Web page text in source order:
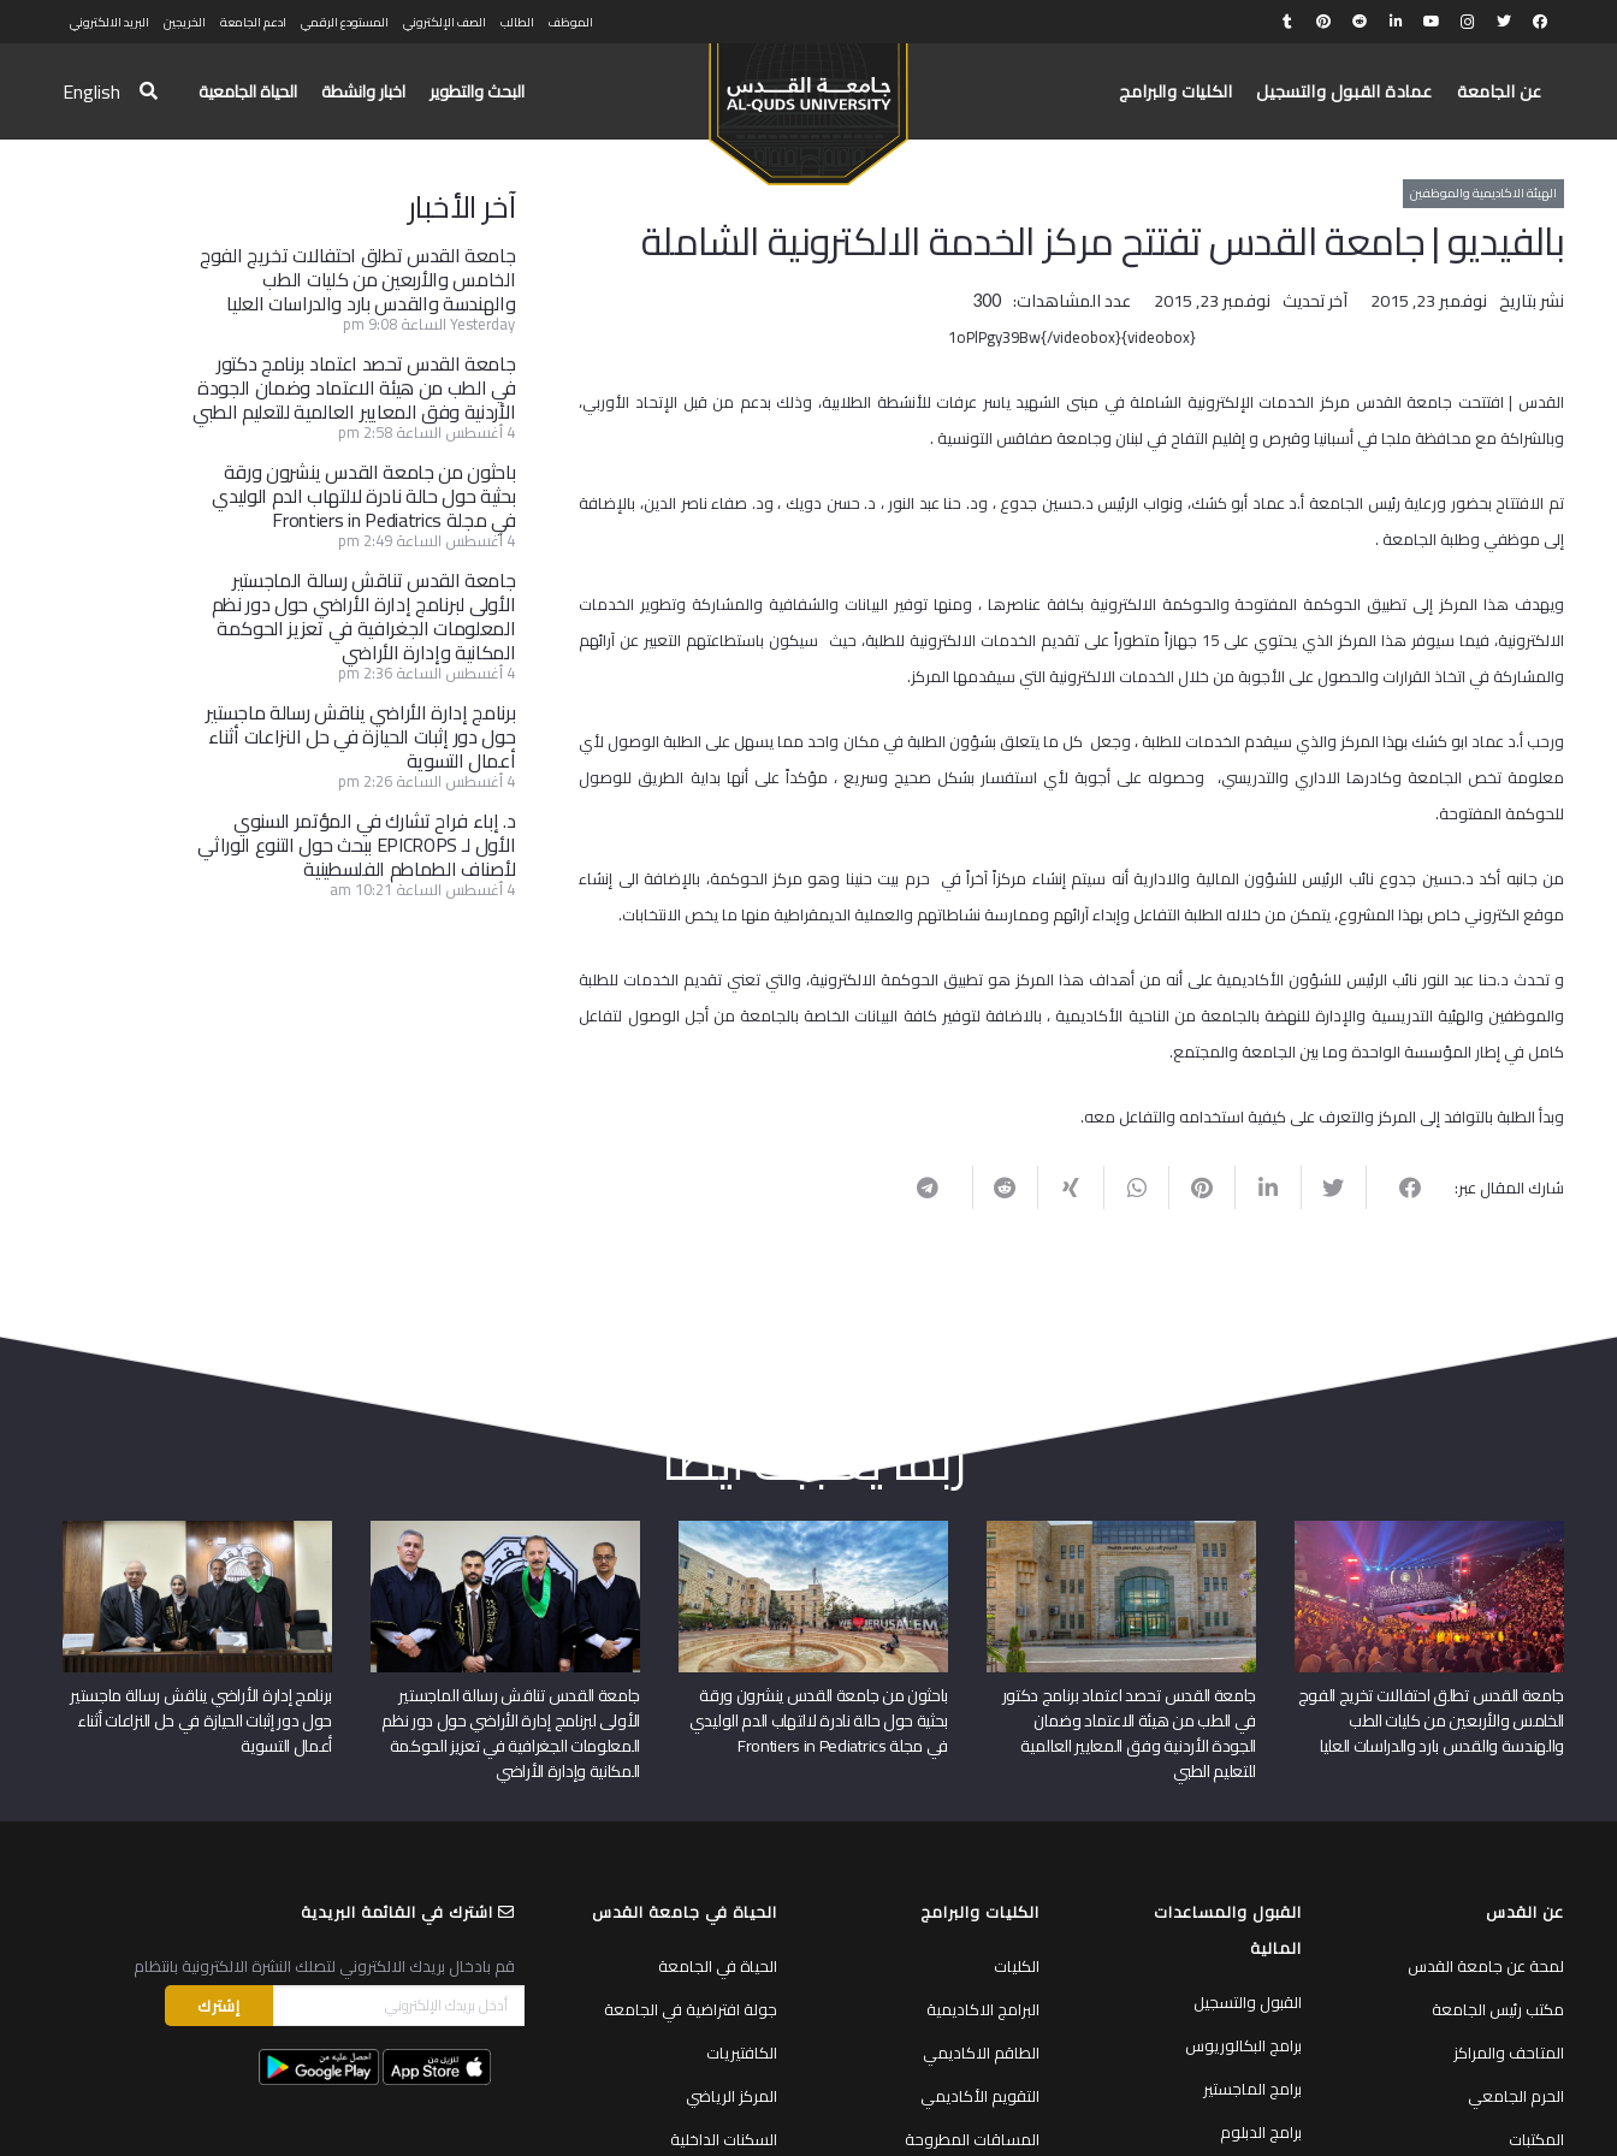
الموظف الطالب الصف الإلكتروني المستودع الرقمي ادعم الجامعة الخريجين البريد الالكتروني
عن الجامعة عمادة القبول والتسجيل الكليات والبرامج البحث والتطوير اخبار وانشطة الحياة الجامعية English
الهيئة الاكاديمية والموظفين
بالفيديو | جامعة القدس تفتتح مركز الخدمة الالكترونية الشاملة
نشر بتاريخ نوفمبر 23, 2015 آخر تحديث نوفمبر 23, 2015 عدد المشاهدات: 300
{videobox}1oPlPgy39Bw{/videobox}
القدس | افتتحت جامعة القدس مركز الخدمات الإلكترونية الشاملة في مبنى الشهيد ياسر عرفات للأنشطة الطلابية، وذلك بدعم من قبل الإتحاد الأوربي،
وبالشراكة مع محافظة ملجا في أسبانيا وقبرص و إقليم التفاح في لبنان وجامعة صفاقس التونسية .
تم الافتتاح بحضور ورعاية رئيس الجامعة أ.د عماد أبو كشك، ونواب الرئيس د.حسين جدوع ، ود. حنا عبد النور ، د. حسن دويك ، ود. صفاء ناصر الدين، بالإضافة
إلى موظفي وطلبة الجامعة .
ويهدف هذا المركز إلى تطبيق الحوكمة المفتوحة والحوكمة الالكترونية بكافة عناصرها ، ومنها توفير البيانات والشفافية والمشاركة وتطوير الخدمات
الالكترونية، فيما سيوفر هذا المركز الذي يحتوي على 15 جهازاً متطوراً على تقديم الخدمات الالكترونية للطلبة، حيث سيكون باستطاعتهم التعبير عن آرائهم
والمشاركة في اتخاذ القرارات والحصول على الأجوبة من خلال الخدمات الالكترونية التي سيقدمها المركز.
ورحب أ.د عماد ابو كشك بهذا المركز والذي سيقدم الخدمات للطلبة ، وجعل كل ما يتعلق بشؤون الطلبة في مكان واحد مما يسهل على الطلبة الوصول لأي
معلومة تخص الجامعة وكادرها الاداري والتدريسي، وحصوله على أجوبة لأي استفسار بشكل صحيح وسريع ، مؤكداً على أنها بداية الطريق للوصول
للحوكمة المفتوحة.
من جانبه أكد د.حسين جدوع نائب الرئيس للشؤون المالية والادارية أنه سيتم إنشاء مركزاً آخراً في حرم بيت حنينا وهو مركز الحوكمة، بالإضافة الى إنشاء
موقع الكتروني خاص بهذا المشروع، يتمكن من خلاله الطلبة التفاعل وإبداء آرائهم وممارسة نشاطاتهم والعملية الديمقراطية منها ما يخص الانتخابات.
و تحدث د.حنا عبد النور نائب الرئيس للشؤون الأكاديمية على أنه من أهداف هذا المركز هو تطبيق الحوكمة الالكترونية، والتي تعني تقديم الخدمات للطلبة
والموظفين والهئية التدريسية والإدارة للنهضة بالجامعة من الناحية الأكاديمية ، بالاضافة لتوفير كافة البيانات الخاصة بالجامعة من أجل الوصول لتفاعل
كامل في إطار المؤسسة الواحدة وما بين الجامعة والمجتمع.
وبدأ الطلبة بالتوافد إلى المركز والتعرف على كيفية استخدامه والتفاعل معه.
شارك المقال عبر:
آخر الأخبار
جامعة القدس تطلق احتفالات تخريج الفوج
الخامس والأربعين من كليات الطب
والهندسة والقدس بارد والدراسات العليا
Yesterday الساعة 9:08 pm
جامعة القدس تحصد اعتماد برنامج دكتور
في الطب من هيئة الاعتماد وضمان الجودة
الأردنية وفق المعايير العالمية للتعليم الطبي
4 أغسطس الساعة 2:58 pm
باحثون من جامعة القدس ينشرون ورقة
بحثية حول حالة نادرة لالتهاب الدم الوليدي
في مجلة Frontiers in Pediatrics
4 أغسطس الساعة 2:49 pm
جامعة القدس تناقش رسالة الماجستير
الأولى لبرنامج إدارة الأراضي حول دور نظم
المعلومات الجغرافية في تعزيز الحوكمة
المكانية وإدارة الأراضي
4 أغسطس الساعة 2:36 pm
برنامج إدارة الأراضي يناقش رسالة ماجستير
حول دور إثبات الحيازة في حل النزاعات أثناء
أعمال التسوية
4 أغسطس الساعة 2:26 pm
د. إباء فراح تشارك في المؤتمر السنوي
الأول لـ EPICROPS ببحث حول التنوع الوراثي
لأصناف الطماطم الفلسطينية
4 أغسطس الساعة 10:21 am
ربما يعجبك أيضا
جامعة القدس تطلق احتفالات تخريج الفوج
الخامس والأربعين من كليات الطب
والهندسة والقدس بارد والدراسات العليا
جامعة القدس تحصد اعتماد برنامج دكتور
في الطب من هيئة الاعتماد وضمان
الجودة الأردنية وفق المعايير العالمية
للتعليم الطبي
باحثون من جامعة القدس ينشرون ورقة
بحثية حول حالة نادرة لالتهاب الدم الوليدي
في مجلة Frontiers in Pediatrics
جامعة القدس تناقش رسالة الماجستير
الأولى لبرنامج إدارة الأراضي حول دور نظم
المعلومات الجغرافية في تعزيز الحوكمة
المكانية وإدارة الأراضي
برنامج إدارة الأراضي يناقش رسالة ماجستير
حول دور إثبات الحيازة في حل النزاعات أثناء
أعمال التسوية
عن القدس
لمحة عن جامعة القدس
مكتب رئيس الجامعة
المتاحف والمراكز
الحرم الجامعي
المكتبات
القبول والمساعدات
المالية
القبول والتسجيل
برامج البكالوريوس
برامج الماجستير
برامج الدبلوم
الكليات والبرامج
الكليات
البرامج الاكاديمية
الطاقم الاكاديمي
التقويم الأكاديمي
المساقات المطروحة
الحياة في جامعة القدس
الحياة في الجامعة
جولة افتراضية في الجامعة
الكافتيريات
المركز الرياضي
السكنات الداخلية
اشترك في القائمة البريدية
قم بادخال بريدك الالكتروني لتصلك النشرة الالكترونية بانتظام